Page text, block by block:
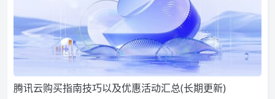
腾讯云购买指南技巧以及优惠活动汇总(长期更新)